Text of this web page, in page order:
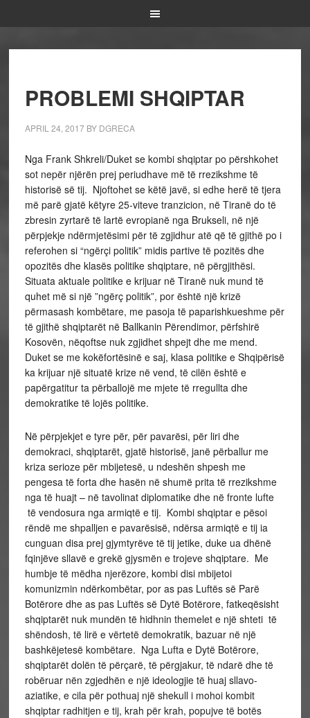
PROBLEMI SHQIPTAR
APRIL 24, 2017BY DGRECA
Nga Frank Shkreli/Duket se kombi shqiptar po përshkohet
sot nepër njërën prej periudhave më të rrezikshme të
historisë së tij. Njoftohet se këtë javë, si edhe herë të tjera
më parë gjatë këtyre 25-viteve tranzicion, në Tiranë do të
zbresin zyrtarë të lartë evropianë nga Brukseli, në një
përpjekje ndërmjetësimi për të zgjidhur atë që të gjithë po i
referohen si “ngërçi politik” midis partive të pozitës dhe
opozitës dhe klasës politike shqiptare, në përgjithësi.
Situata aktuale politike e krijuar në Tiranë nuk mund të
quhet më si një ”ngërç politik”, por është një krizë
përmasash kombëtare, me pasoja të paparishkueshme për
të gjithë shqiptarët në Ballkanin Përendimor, përfshirë
Kosovën, nëqoftse nuk zgjidhet shpejt dhe me mend.
Duket se me kokëfortësinë e saj, klasa politike e Shqipërisë
ka krijuar një situatë krize në vend, të cilën është e
papërgatitur ta përballojë me mjete të rregullta dhe
demokratike të lojës politike.
Në përpjekjet e tyre për, për pavarësi, për liri dhe
demokraci, shqiptarët, gjatë historisë, janë përballur me
kriza serioze për mbijetesë, u ndeshën shpesh me
pengesa të forta dhe hasën në shumë prita të rrezikshme
nga të huajt – në tavolinat diplomatike dhe në fronte lufte
të vendosura nga armiqtë e tij. Kombi shqiptar e pësoi
rëndë me shpalljen e pavarësisë, ndërsa armiqtë e tij ia
cunguan disa prej gjymtyrëve të tij jetike, duke ua dhënë
fqinjëve sllavë e grekë gjysmën e trojeve shqiptare. Me
humbje të mëdha njerëzore, kombi disi mbijetoi
komunizmin ndërkombëtar, por as pas Luftës së Parë
Botërore dhe as pas Luftës së Dytë Botërore, fatkeqësisht
shqiptarët nuk mundën të hidhnin themelet e një shteti të
shëndosh, të lirë e vërtetë demokratik, bazuar në një
bashkëjetesë kombëtare. Nga Lufta e Dytë Botërore,
shqiptarët dolën të përçarë, të përgjakur, të ndarë dhe të
robëruar nën zgjedhën e një ideologjie të huaj sllavo-
aziatike, e cila për pothuaj një shekull i mohoi kombit
shqiptar radhitjen e tij, krah për krah, popujve të botës